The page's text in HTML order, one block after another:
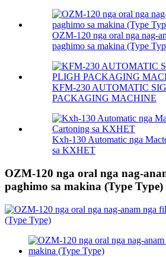
OZM-120 nga oral nga nag-
paghimo sa makina (Type
KFM-230 AUTOMATIC
PACKAGING MACHINE
Kxh-130 Automatic nga
sa KXHET
OZM-120 nga oral nga nag-
paghimo sa makina (Type Type)